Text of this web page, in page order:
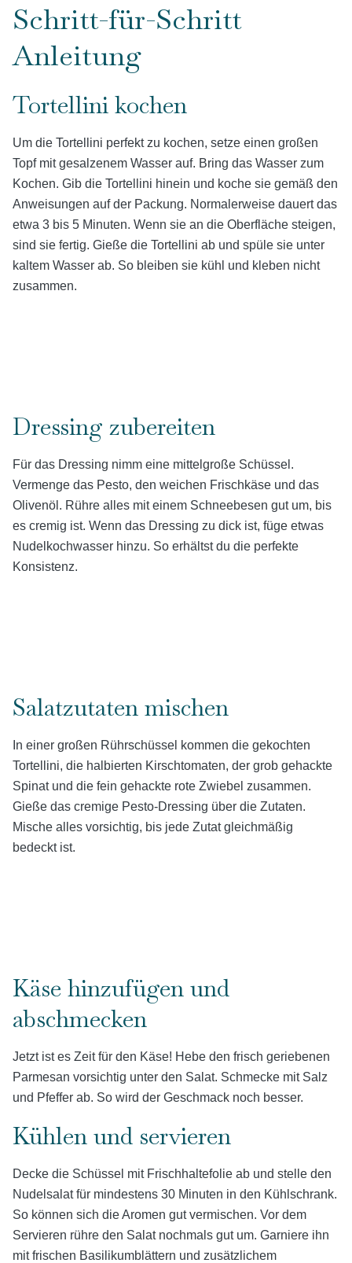
Schritt-für-Schritt
Anleitung
Tortellini kochen
Um die Tortellini perfekt zu kochen, setze einen großen
Topf mit gesalzenem Wasser auf. Bring das Wasser zum
Kochen. Gib die Tortellini hinein und koche sie gemäß den
Anweisungen auf der Packung. Normalerweise dauert das
etwa 3 bis 5 Minuten. Wenn sie an die Oberfläche steigen,
sind sie fertig. Gieße die Tortellini ab und spüle sie unter
kaltem Wasser ab. So bleiben sie kühl und kleben nicht
zusammen.
Dressing zubereiten
Für das Dressing nimm eine mittelgroße Schüssel.
Vermenge das Pesto, den weichen Frischkäse und das
Olivenöl. Rühre alles mit einem Schneebesen gut um, bis
es cremig ist. Wenn das Dressing zu dick ist, füge etwas
Nudelkochwasser hinzu. So erhältst du die perfekte
Konsistenz.
Salatzutaten mischen
In einer großen Rührschüssel kommen die gekochten
Tortellini, die halbierten Kirschtomaten, der grob gehackte
Spinat und die fein gehackte rote Zwiebel zusammen.
Gieße das cremige Pesto-Dressing über die Zutaten.
Mische alles vorsichtig, bis jede Zutat gleichmäßig
bedeckt ist.
Käse hinzufügen und
abschmecken
Jetzt ist es Zeit für den Käse! Hebe den frisch geriebenen
Parmesan vorsichtig unter den Salat. Schmecke mit Salz
und Pfeffer ab. So wird der Geschmack noch besser.
Kühlen und servieren
Decke die Schüssel mit Frischhaltefolie ab und stelle den
Nudelsalat für mindestens 30 Minuten in den Kühlschrank.
So können sich die Aromen gut vermischen. Vor dem
Servieren rühre den Salat nochmals gut um. Garniere ihn
mit frischen Basilikumblättern und zusätzlichem